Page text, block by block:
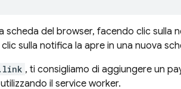
scheda del browser, facendo clic sulla
sulla notifica la apre in una nuova
, ti consigliamo di aggiungere un
il service worker.